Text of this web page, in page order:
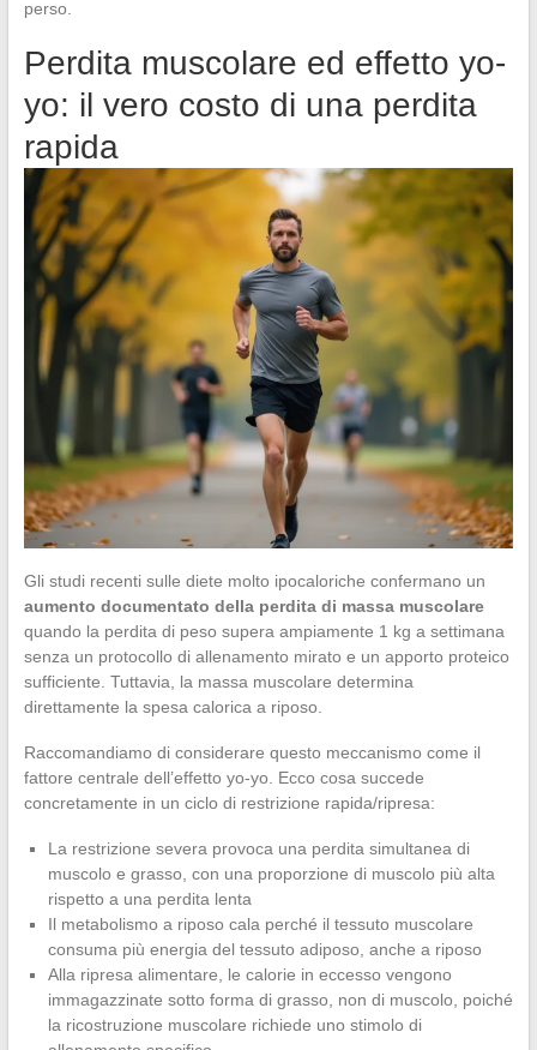
perso.
Perdita muscolare ed effetto yo-
yo: il vero costo di una perdita
rapida
Gli studi recenti sulle diete molto ipocaloriche confermano un
aumento documentato della perdita di massa muscolare
quando la perdita di peso supera ampiamente 1 kg a settimana
senza un protocollo di allenamento mirato e un apporto proteico
sufficiente. Tuttavia, la massa muscolare determina
direttamente la spesa calorica a riposo.
Raccomandiamo di considerare questo meccanismo come il
fattore centrale dell’effetto yo-yo. Ecco cosa succede
concretamente in un ciclo di restrizione rapida/ripresa:
La restrizione severa provoca una perdita simultanea di
muscolo e grasso, con una proporzione di muscolo più alta
rispetto a una perdita lenta
Il metabolismo a riposo cala perché il tessuto muscolare
consuma più energia del tessuto adiposo, anche a riposo
Alla ripresa alimentare, le calorie in eccesso vengono
immagazzinate sotto forma di grasso, non di muscolo, poiché
la ricostruzione muscolare richiede uno stimolo di